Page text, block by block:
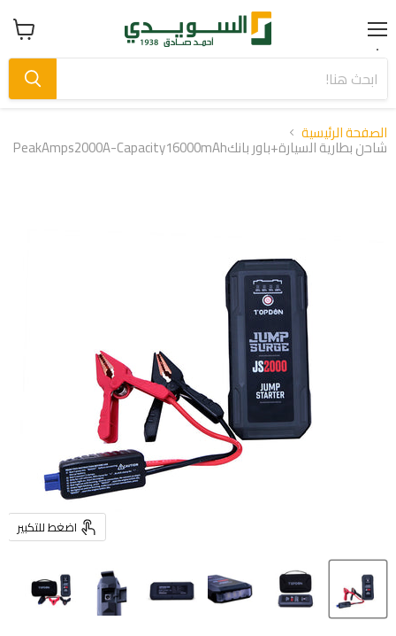
Menu عرض
سلة
الصفحة الرئيسية
شاحن بطارية السيارة+باور بانكPeakAmps2000A-Capacity16000mAh
اضغط للتكبير